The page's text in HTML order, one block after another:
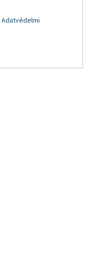
Adatvédelmi